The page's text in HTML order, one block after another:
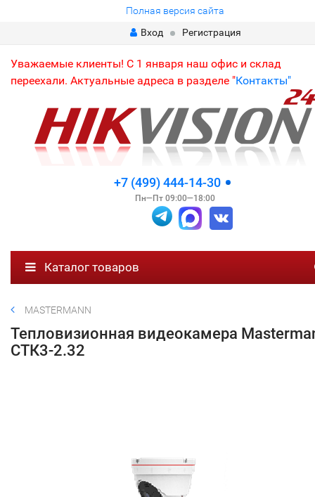
Полная версия сайта
Вход
Регистрация
Уважаемые клиенты! С 1 января наш офис и склад
переехали. Актуальные адреса в разделе "Контакты"
+7 (499) 444-14-30
Пн—Пт 09:00—18:00
Каталог товаров
MASTERMANN
Тепловизионная видеокамера
СТК3-2.32